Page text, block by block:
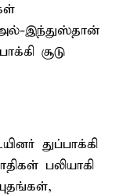
இந்துஸ்தான்
சூடு
துப்பாக்கி
பலியாகி